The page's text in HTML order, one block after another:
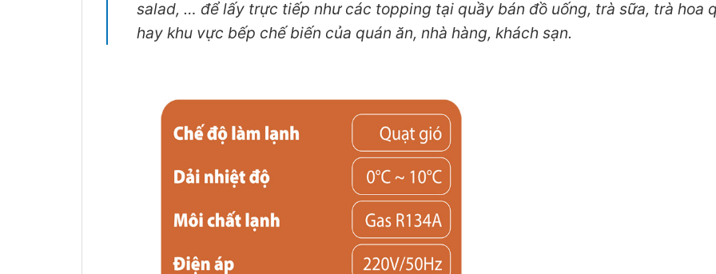
salad, … để lấy trực tiếp như các topping tại quầy bán đồ uống, trà sữa, trà hoa
hay khu vực bếp chế biến của quán ăn, nhà hàng, khách sạn.